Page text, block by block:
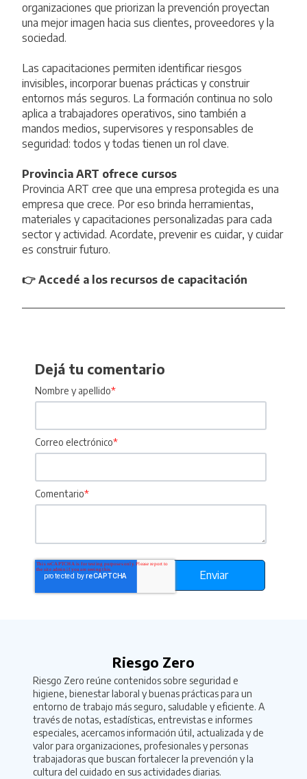
organizaciones que priorizan la prevención proyectan
una mejor imagen hacia sus clientes, proveedores y la
sociedad.
Las capacitaciones permiten identificar riesgos
invisibles, incorporar buenas prácticas y construir
entornos más seguros. La formación continua no solo
aplica a trabajadores operativos, sino también a
mandos medios, supervisores y responsables de
seguridad: todos y todas tienen un rol clave.
Provincia ART ofrece cursos
Provincia ART cree que una empresa protegida es una
empresa que crece. Por eso brinda herramientas,
materiales y capacitaciones personalizadas para cada
sector y actividad. Acordate, prevenir es cuidar, y cuidar
es construir futuro.
👉 Accedé a los recursos de capacitación
Dejá tu comentario
Nombre y apellido*
Correo electrónico*
Comentario*
Riesgo Zero
Riesgo Zero reúne contenidos sobre seguridad e
higiene, bienestar laboral y buenas prácticas para un
entorno de trabajo más seguro, saludable y eficiente. A
través de notas, estadísticas, entrevistas e informes
especiales, acercamos información útil, actualizada y de
valor para organizaciones, profesionales y personas
trabajadoras que buscan fortalecer la prevención y la
cultura del cuidado en sus actividades diarias.